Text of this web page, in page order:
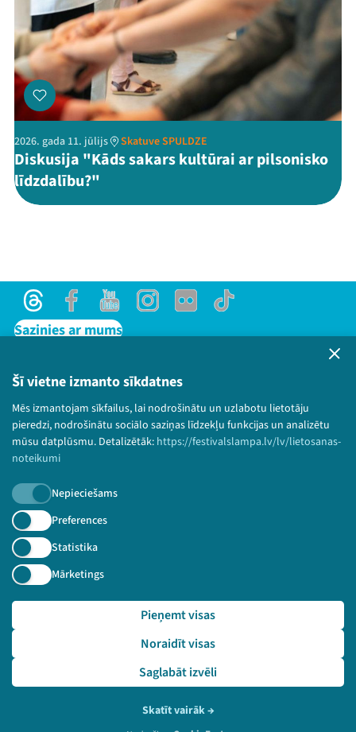
Šī vietne izmanto sīkdatnes
Mēs izmantojam sīkfailus, lai nodrošinātu un uzlabotu lietotāju
pieredzi, nodrošinātu sociālo saziņas līdzekļu funkcijas un analizētu
mūsu datplūsmu. Detalizētāk: https://festivalslampa.lv/lv/lietosanas-
noteikumi
Nepieciešams
Preferences
Statistika
Mārketings
Saglabāt izvēli
Noraidīt visas
Pieņemt visas
Skatīt vairāk→
2026. gada 11. jūlijs Skatuve SPULDZE
Diskusija "Kāds sakars kultūrai ar pilsonisko
līdzdalību?"
ThreadsFacebookYoutubeInstagram
Flick TikTok
Sazinies ar mums
Lietošanas noteikumi un sīkdatņu politika
Bērnu aizsardzības politika
© 2026 Sarunu festivāls LAMPA Visas tiesības
paturētas.
Piesakies jaunumiem!
Nepalaid garām aktuālāko informāciju!
Pieteikties
🔗 https://festivalslampa.lv/lv/dalibnieki/227